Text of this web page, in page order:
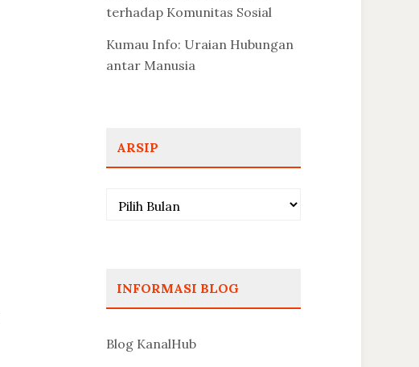
terhadap Komunitas Sosial
Kumau Info: Uraian Hubungan
antar Manusia
ARSIP
Arsip
INFORMASI BLOG
Blog KanalHub